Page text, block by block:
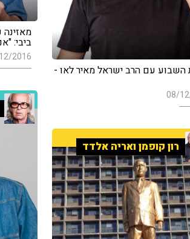
עם הרב ישראל מאיר לאו -
08/
ביבי:
2016
רון קופמן ואריה אלדד